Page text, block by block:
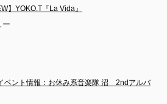
】YOKO.T『La Vida』
ー
ベント情報：お休み系音楽隊 沼　2ndアルバ